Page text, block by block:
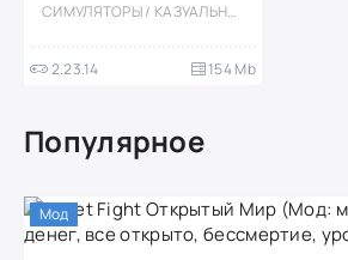
СИМУЛЯТОРЫ / КАЗУАЛЬНЫЕ / ОДНОПОЛЬЗОВАТЕЛЬСКИЕ / СТИЛИЗАЦИЯ / ОФЛАЙН / МОД
2.23.14 154 Mb
Популярное
Мод